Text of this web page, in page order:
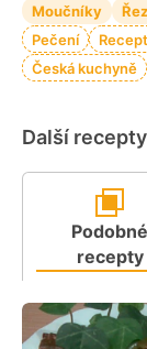
Moučníky
Pečení
Česká kuchyně
Další recepty
Podobné
recepty